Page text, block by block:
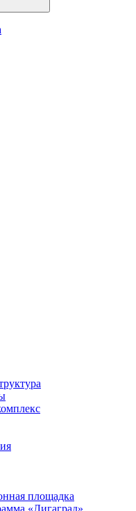
площадка
«Лигаград»­­